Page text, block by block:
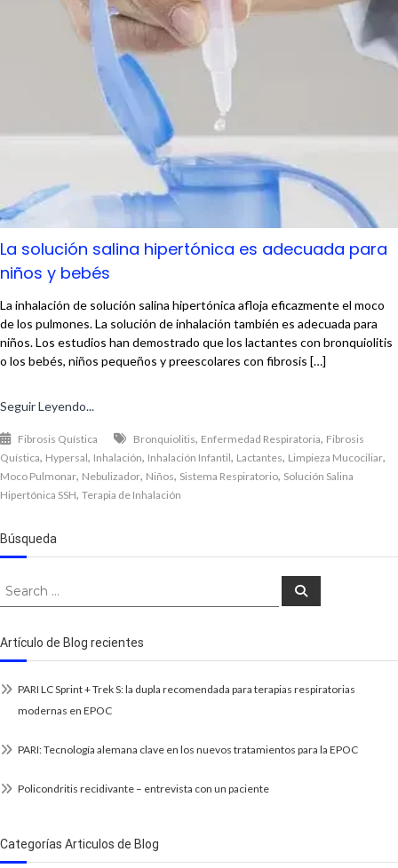
La solución salina hipertónica es adecuada para
niños y bebés
La inhalación de solución salina hipertónica afloja eficazmente el moco
de los pulmones. La solución de inhalación también es adecuada para
niños. Los estudios han demostrado que los lactantes con bronquiolitis
o los bebés, niños pequeños y preescolares con fibrosis […]
Seguir Leyendo...
Fibrosis Quística Bronquiolitis, Enfermedad Respiratoria, Fibrosis
Quística, Hypersal, Inhalación, Inhalación Infantil, Lactantes, Limpieza Mucociliar,
Moco Pulmonar, Nebulizador, Niños, Sistema Respiratorio, Solución Salina
Hipertónica SSH, Terapia de Inhalación
Búsqueda
Search
Search
Artículo de Blog recientes
PARI LC Sprint + Trek S: la dupla recomendada para terapias respiratorias
modernas en EPOC
PARI: Tecnología alemana clave en los nuevos tratamientos para la EPOC
Policondritis recidivante – entrevista con un paciente
Categorías Articulos de Blog